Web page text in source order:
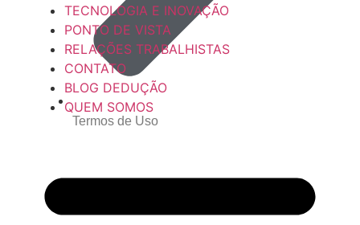
Termos de Uso
TECNOLOGIA E INOVAÇÃO
PONTO DE VISTA
RELAÇÕES TRABALHISTAS
CONTATO
BLOG DEDUÇÃO
QUEM SOMOS